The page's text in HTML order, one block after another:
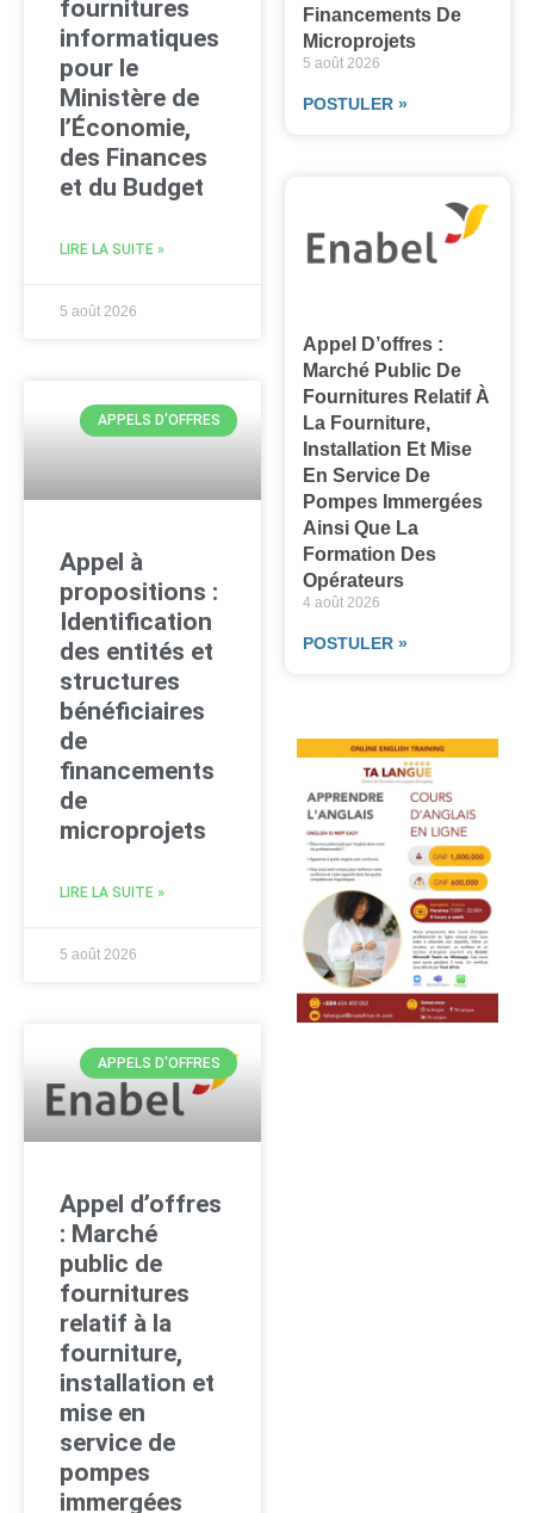
fournitures
informatiques
pour le
Ministère de
l’Économie,
des Finances
et du Budget
LIRE LA SUITE »
5 août 2026
APPELS D'OFFRES
Appel à
propositions :
Identification
des entités et
structures
bénéficiaires
de
financements
de
microprojets
LIRE LA SUITE »
5 août 2026
APPELS D'OFFRES
Appel d’offres
: Marché
public de
fournitures
relatif à la
fourniture,
installation et
mise en
service de
pompes
immergées
Financements De
Microprojets
5 août 2026
POSTULER »
Appel D’offres :
Marché Public De
Fournitures Relatif À
La Fourniture,
Installation Et Mise
En Service De
Pompes Immergées
Ainsi Que La
Formation Des
Opérateurs
4 août 2026
POSTULER »